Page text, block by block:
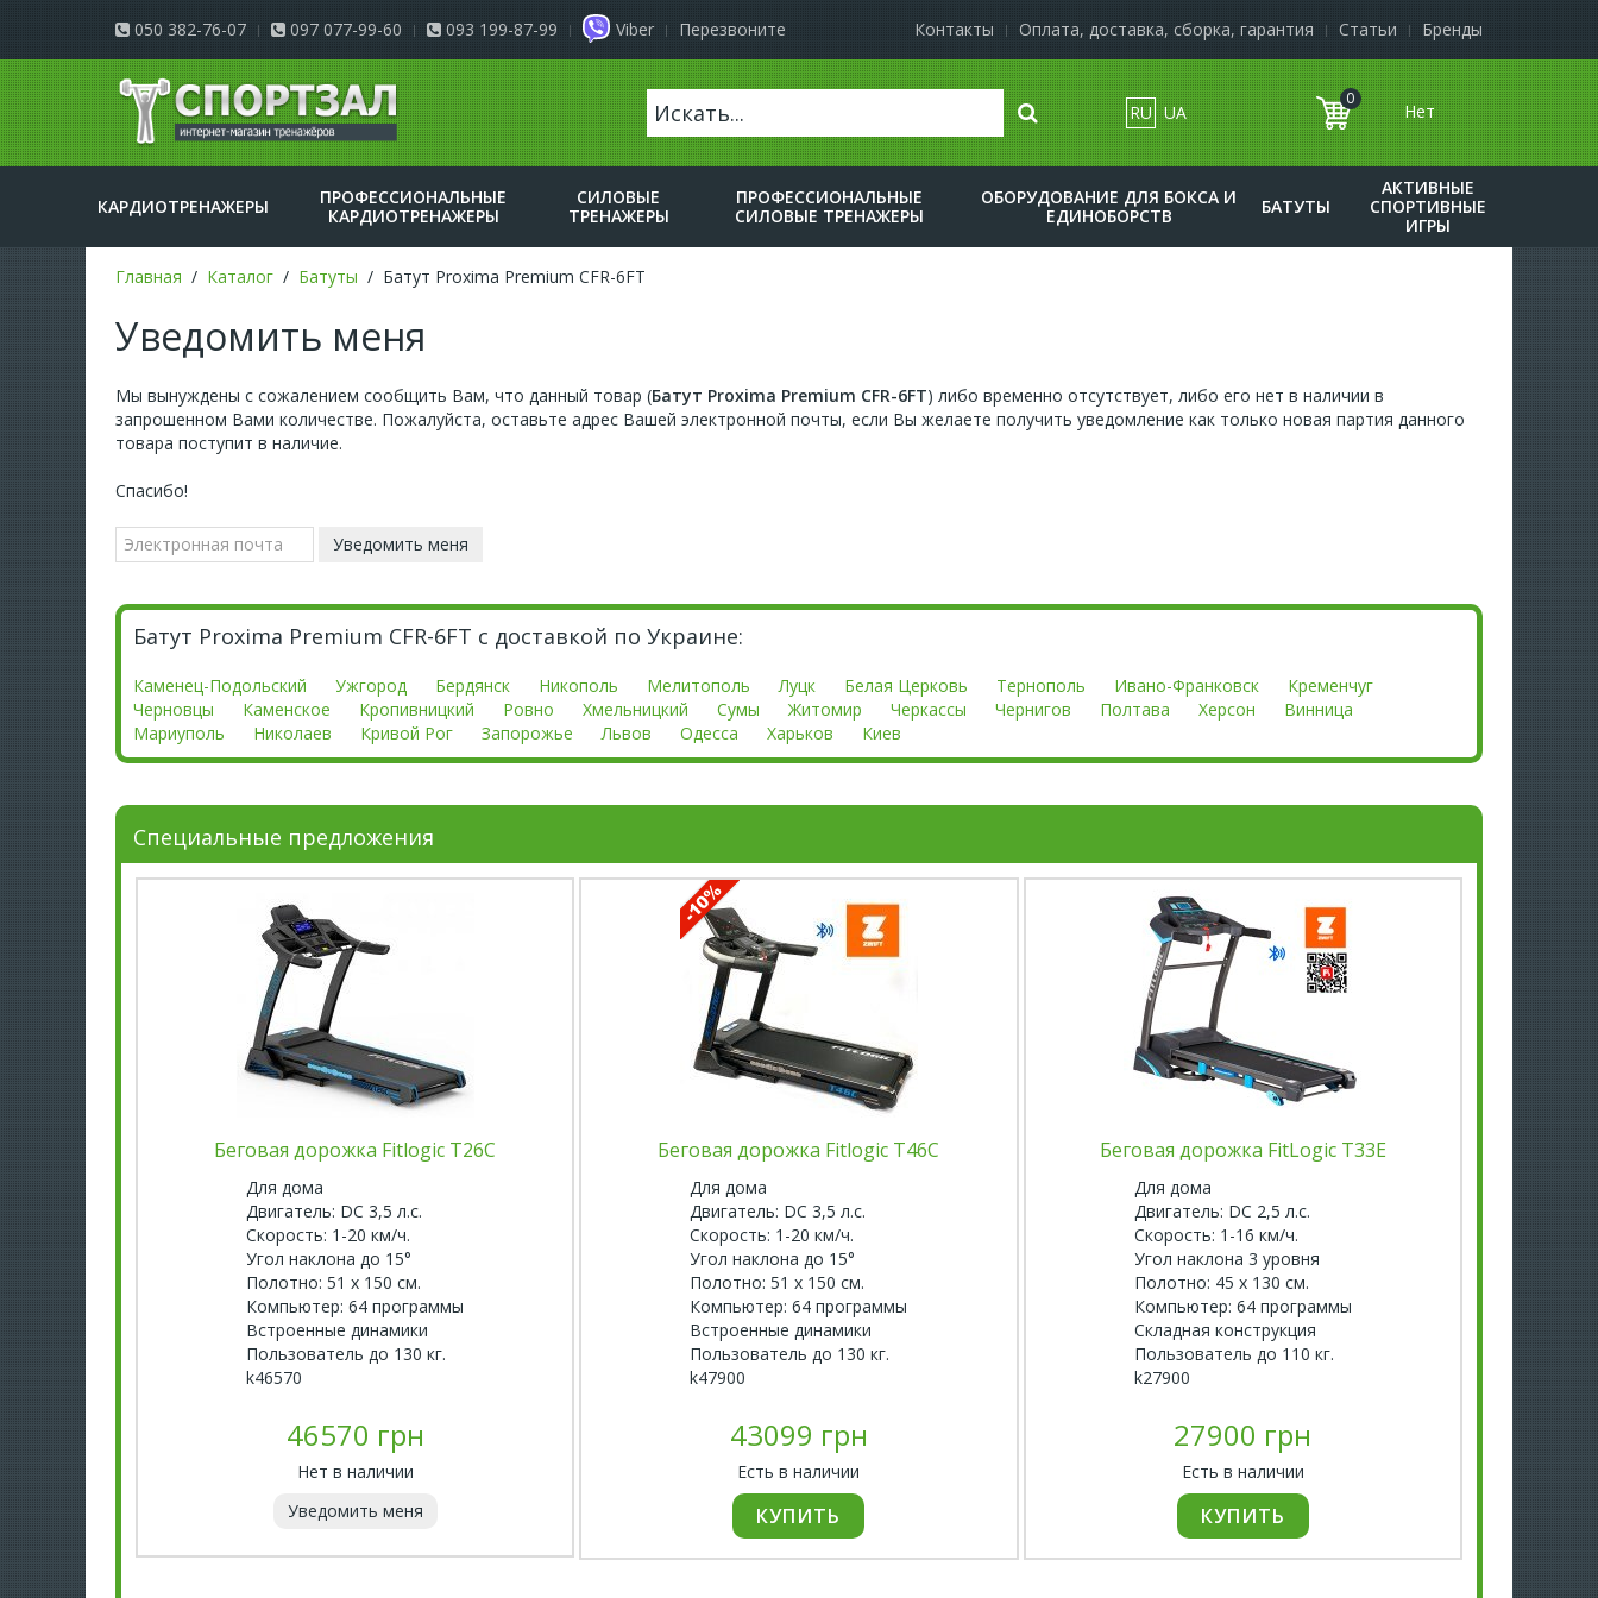
050 382-76-07 097 077-99-60 093 199-87-99 Viber Перезвоните Контакты Оплата, доставка, сборка, гарантия Статьи Бренды
Поиск
RU UA
0
КАРДИОТРЕНАЖЕРЫ
ПРОФЕССИОНАЛЬНЫЕ
КАРДИОТРЕНАЖЕРЫ
СИЛОВЫЕ
ТРЕНАЖЕРЫ
ПРОФЕССИОНАЛЬНЫЕ
СИЛОВЫЕ ТРЕНАЖЕРЫ
ОБОРУДОВАНИЕ ДЛЯ БОКСА И
ЕДИНОБОРСТВ
БАТУТЫ
АКТИВНЫЕ
СПОРТИВНЫЕ
ИГРЫ
Главная Каталог Батуты Батут Proxima Premium CFR-6FT
Уведомить меня
Мы вынуждены с сожалением сообщить Вам, что данный товар (Батут Proxima Premium CFR-6FT) либо временно отсутствует, либо его нет в наличии в
запрошенном Вами количестве. Пожалуйста, оставьте адрес Вашей электронной почты, если Вы желаете получить уведомление как только новая партия данного
товара поступит в наличие.
Спасибо!
Батут Proxima Premium CFR-6FT с доставкой по Украине:
Каменец-Подольский Ужгород Бердянск Никополь Мелитополь Луцк Белая Церковь Тернополь Ивано-Франковск
Кременчуг
Черновцы
Каменское Кропивницкий Ровно Хмельницкий Сумы Житомир Черкассы Чернигов Полтава Херсон
Винница
Мариуполь
Николаев Кривой Рог Запорожье Львов Одесса Харьков Киев
Специальные предложения
Беговая дорожка Fitlogic T26C
Для дома
Двигатель: DC 3,5 л.с.
Скорость: 1-20 км/ч.
Угол наклона до 15°
Полотно: 51 х 150 см.
Компьютер: 64 программы
Встроенные динамики
Пользователь до 130 кг.
k46570
46570 грн
Нет в наличии
Уведомить меня
Беговая дорожка Fitlogic T46C
Для дома
Двигатель: DC 3,5 л.с.
Скорость: 1-20 км/ч.
Угол наклона до 15°
Полотно: 51 х 150 см.
Компьютер: 64 программы
Встроенные динамики
Пользователь до 130 кг.
k47900
43099 грн
Есть в наличии
Беговая дорожка FitLogic T33E
Для дома
Двигатель: DC 2,5 л.с.
Скорость: 1-16 км/ч.
Угол наклона 3 уровня
Полотно: 45 х 130 см.
Компьютер: 64 программы
Складная конструкция
Пользователь до 110 кг.
k27900
27900 грн
Есть в наличии